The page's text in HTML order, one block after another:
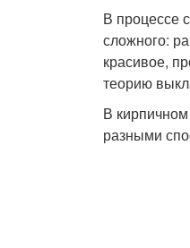
В процессе
сложного:
красивое,
теорию
В
разными